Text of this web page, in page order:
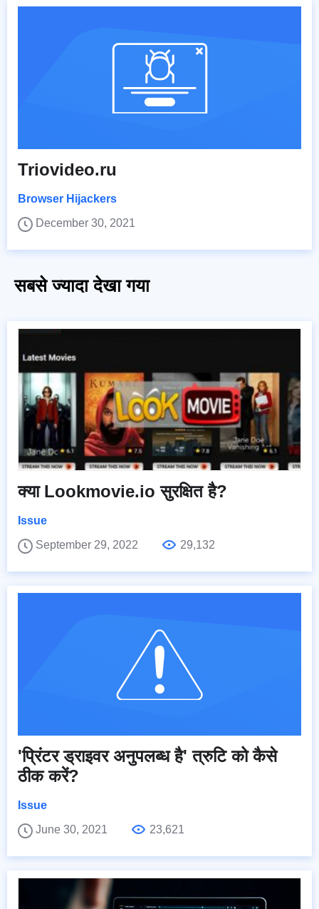
Triovideo.ru
Browser Hijackers
December 30, 2021
सबसे ज्यादा देखा गया
क्या Lookmovie.io सुरक्षित है?
Issue
September 29, 2022
29,132
'प्रिंटर ड्राइवर अनुपलब्ध है' त्रुटि को कैसे
ठीक करें?
Issue
June 30, 2021
23,621